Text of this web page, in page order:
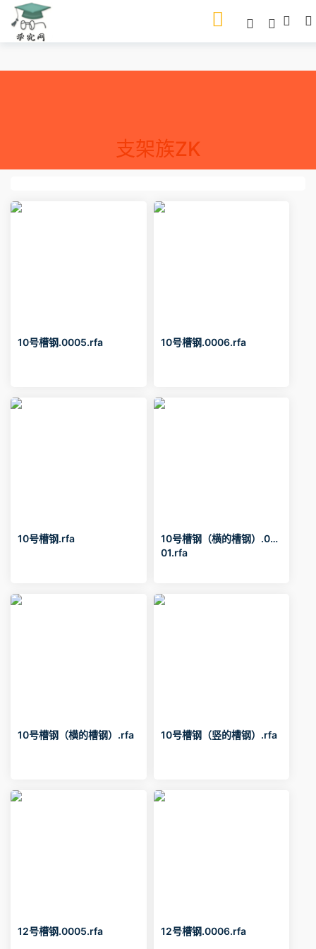
支架族ZK
10号槽钢.0005.rfa 10号槽钢.0006.rfa
10号槽钢.rfa
10号槽钢（横的槽钢）.00
01.rfa
10号槽钢（横的槽钢）.rfa 10号槽钢（竖的槽钢）.rfa
12号槽钢.0005.rfa 12号槽钢.0006.rfa